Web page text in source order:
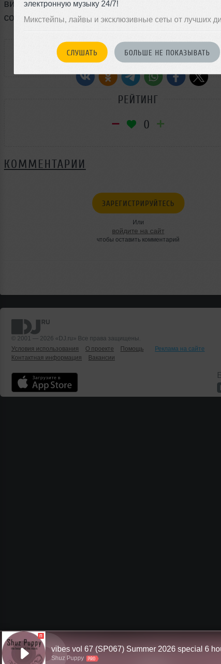
электронную музыку 24/7!
Микстейпы, лайвы и эксклюзивные сеты от лучших
СЛУШАТЬ БОЛЬШЕ НЕ ПОКАЗЫВАТЬ
викторианской эпохи, но этот Gameboy
создавшуюся ситуацию.
РАССКАЖИ ДРУЗЬЯМ
РЕЙТИНГ
0
КОММЕНТАРИИ
ЗАРЕГИСТРИРУЙТЕСЬ
Или
войдите на сайт
чтобы оставить комментарий
© 2001 — 2026 «DJ.ru» Все права защищены.
Условия использования
О проекте Помощь
Реклама на сайте
Контактная информация
Вакансии
П
Shuz Puppy